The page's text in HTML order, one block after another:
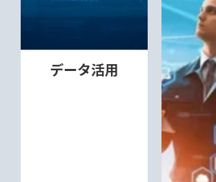
データ活用